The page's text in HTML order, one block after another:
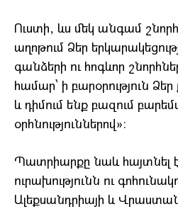
Ուստի, ևս մեկ անգամ
աղոթում Ձեր
գանձերի ու հոգևոր
համար՝ ի բարօրություն
և դիմում ենք բազում
օրհնություններով»։
Պատրիարքը նաև հայտնել
ուրախությունն ու
Ալեքսանդրիայի և